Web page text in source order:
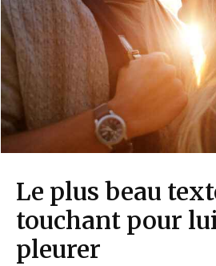
Le plus beau
touchant pour
pleurer